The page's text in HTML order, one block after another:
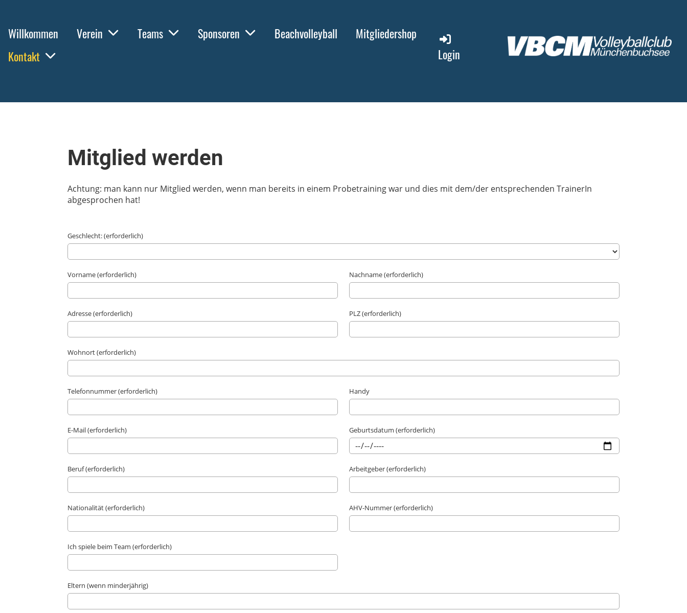
Willkommen Verein Teams Sponsoren Beachvolleyball
Mitgliedershop
Kontakt
Login
Mitglied werden
Achtung: man kann nur Mitglied werden, wenn man bereits in einem Probetraining war und dies mit dem/der entsprechenden TrainerIn
abgesprochen hat!
Geschlecht: (erforderlich)
Vorname (erforderlich) Nachname (erforderlich)
Adresse (erforderlich) PLZ (erforderlich)
Wohnort (erforderlich)
Telefonnummer (erforderlich) Handy
E-Mail (erforderlich) Geburtsdatum (erforderlich)
Beruf (erforderlich) Arbeitgeber (erforderlich)
Nationalität (erforderlich) AHV-Nummer (erforderlich)
Ich spiele beim Team (erforderlich)
Eltern (wenn minderjährig)